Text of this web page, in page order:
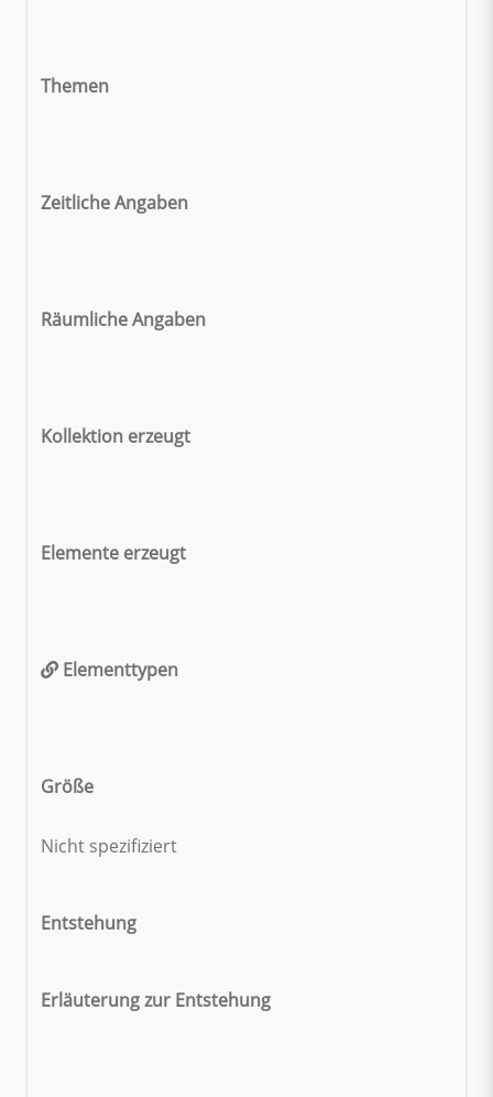
Themen
Zeitliche Angaben
Räumliche Angaben
Kollektion erzeugt
Elemente erzeugt
Elementtypen
Größe
Nicht spezifiziert
Entstehung
Erläuterung zur Entstehung